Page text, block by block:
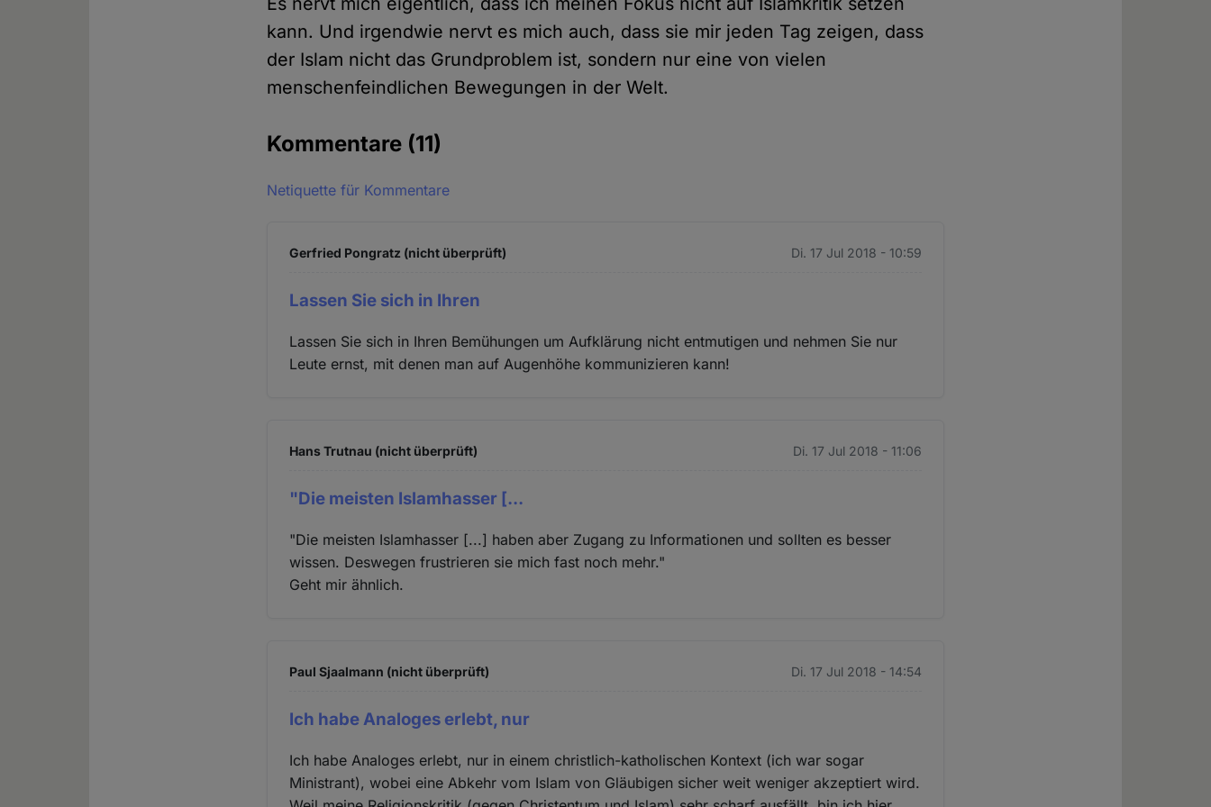
kann. Und irgendwie nervt es mich auch, dass sie mir jeden Tag zeigen, dass
der Islam nicht das Grundproblem ist, sondern nur eine von vielen
menschenfeindlichen Bewegungen in der Welt.
Kommentare (11)
Netiquette für Kommentare
Gerfried Pongratz (nicht überprüft) Di. 17 Jul 2018 - 10:59
Lassen Sie sich in Ihren
Lassen Sie sich in Ihren Bemühungen um Aufklärung nicht entmutigen und nehmen Sie nur
Leute ernst, mit denen man auf Augenhöhe kommunizieren kann!
Hans Trutnau (nicht überprüft) Di. 17 Jul 2018 - 11:06
"Die meisten Islamhasser [...
"Die meisten Islamhasser [...] haben aber Zugang zu Informationen und sollten es besser
wissen. Deswegen frustrieren sie mich fast noch mehr."
Geht mir ähnlich.
Paul Sjaalmann (nicht überprüft) Di. 17 Jul 2018 - 14:54
Ich habe Analoges erlebt, nur
Ich habe Analoges erlebt, nur in einem christlich-katholischen Kontext (ich war sogar
Ministrant), wobei eine Abkehr vom Islam von Gläubigen sicher weit weniger akzeptiert wird.